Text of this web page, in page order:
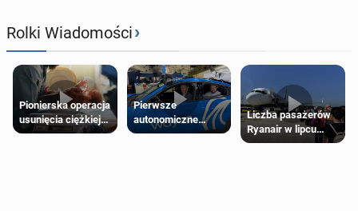
Rolki Wiadomości›
Pionierska operacja
usunięcia ciężkiej
wady wrodzonej
Pierwsze
autonomiczne
Ubery pojawią się
Liczba pasażerów
Ryanair w lipcu
pobiła rekord